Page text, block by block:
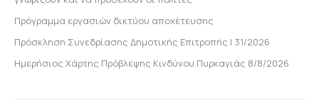
Πρόγραμμα εργασιών δικτύου αποχέτευσης
Πρόσκληση Συνεδρίασης Δημοτικής Επιτροπής | 31/2026
Ημερήσιος Χάρτης Πρόβλεψης Κινδύνου Πυρκαγιάς 8/8/2026